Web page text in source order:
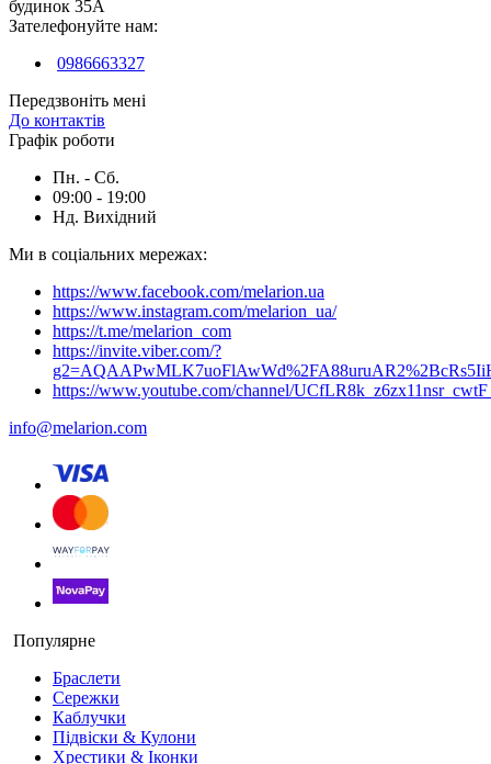
будинок 35А
Зателефонуйте нам:
0986663327
Передзвоніть мені
До контактів
Графік роботи
Пн. - Сб.
09:00 - 19:00
Нд. Вихідний
Ми в соціальних мережах:
https://www.facebook.com/melarion.ua
https://www.instagram.com/melarion_ua/
https://t.me/melarion_com
https://invite.viber.com/?
https://www.youtube.com/channel/
info@melarion.com
Популярне
Браслети
Сережки
Каблучки
Підвіски & Кулони
Хрестики & Іконки